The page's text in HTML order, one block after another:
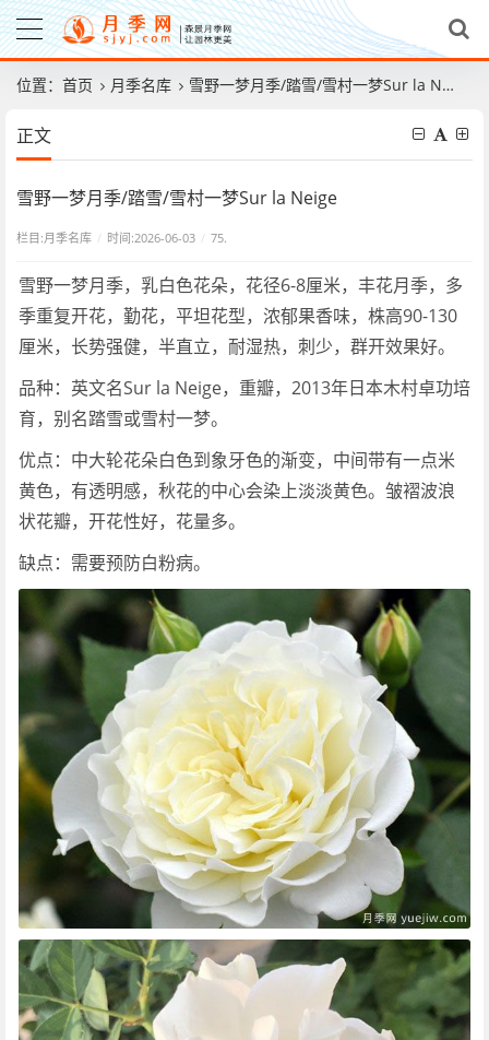
位置： 首页 月季名库 雪野一梦月季/踏雪/雪村一梦Sur la Neige
正文
雪野一梦月季/踏雪/雪村一梦Sur la Neige
栏目:月季名库 / 时间:2026-06-03 / 75.
雪野一梦月季，乳白色花朵，花径6-8厘米，丰花月季，多
季重复开花，勤花，平坦花型，浓郁果香味，株高90-130
厘米，长势强健，半直立，耐湿热，刺少，群开效果好。
品种：英文名Sur la Neige，重瓣，2013年日本木村卓功培
育，别名踏雪或雪村一梦。
优点：中大轮花朵白色到象牙色的渐变，中间带有一点米
黄色，有透明感，秋花的中心会染上淡淡黄色。皱褶波浪
状花瓣，开花性好，花量多。
缺点：需要预防白粉病。